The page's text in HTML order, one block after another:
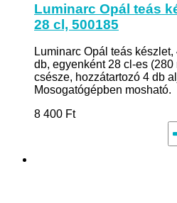
Luminarc Opál teás
28 cl, 500185
Luminarc Opál teás
db, egyenként 28 cl-es
csésze, hozzátartozó 4 db
Mosogatógépben mosható.
8 400 Ft